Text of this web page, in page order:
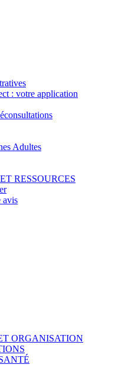
: votre application
Adultes
RESSOURCES
avis
ORGANISATION